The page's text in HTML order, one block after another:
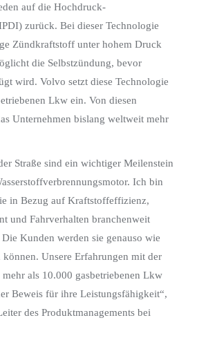
auf die Hochdruck-
zurück. Bei dieser Technologie
Zündkraftstoff unter hohem Druck
die Selbstzündung, bevor
wird. Volvo setzt diese Technologie
Lkw ein. Von diesen
Unternehmen bislang weltweit mehr
Straße sind ein wichtiger Meilenstein
Ich bin
in Bezug auf Kraftstoffeffizienz,
und Fahrverhalten branchenweit
Kunden werden sie genauso wie
Unsere Erfahrungen mit der
als 10.000 gasbetriebenen Lkw
Beweis für ihre Leistungsfähigkeit“,
des Produktmanagements bei